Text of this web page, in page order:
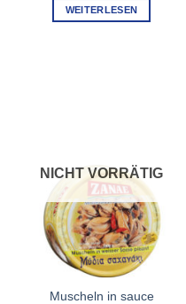
WEITERLESEN
NICHT VORRÄTIG
Muscheln in sauce